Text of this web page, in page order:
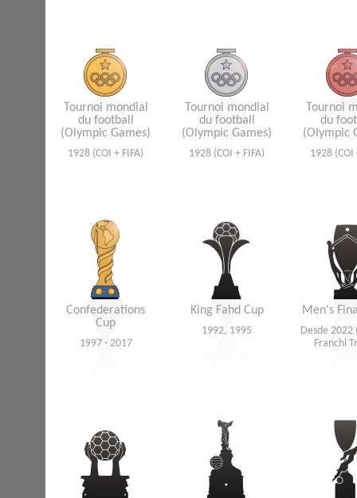
Tournoi mondial
du football
(Olympic Games)
1928 (COI + FIFA)
Tournoi mondial
du football
(Olympic Games)
1928 (COI + FIFA)
Tournoi
du
(Olympic
1928 (COI
Confederations
Cup
1997 - 2017
King Fahd Cup
1992, 1995
Men's
Desde
Franchi